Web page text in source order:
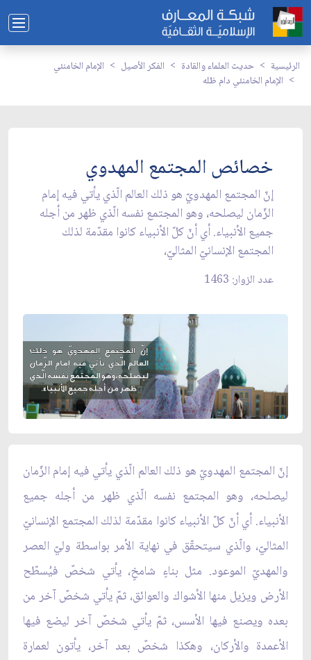
الرئيسية حديث العلماء والقادة الفكر الأصيل
الإمام الخامنئي
الإمام الخامنئي دام ظله
خصائص المجتمع المهدوي
إنّ المجتمع المهدويّ هو ذلك العالم الّذي يأتي فيه إمام
الزّمان ليصلحه، وهو المجتمع نفسه الّذي ظهر من أجله
جميع الأنبياء. أي أنّ كلّ الأنبياء كانوا مقدّمة لذلك
المجتمع الإنسانيّ المثاليّ،
عدد الزوار: 1463
إنّ المجتمع المهدويّ هو ذلك العالم الّذي يأتي فيه إمام الزّمان
ليصلحه، وهو المجتمع نفسه الّذي ظهر من أجله جميع
الأنبياء. أي أنّ كلّ الأنبياء كانوا مقدّمة لذلك المجتمع الإنسانيّ
المثاليّ، والّذي سيتحقّق في نهاية الأمر بواسطة وليّ العصر
والمهديّ الموعود. مثل بناءٍ شامخٍ، يأتي شخصٌ فيُسطّح
الأرض ويزيل منها الأشواك والعوائق، ثمّ يأتي شخصٌ آخر من
بعده ويصنع فيها الأسس، ثمّ يأتي شخصٌ آخر ليضع فيها
الأعمدة والأركان، وهكذا شخصٌ بعد آخر، يأتون لعمارة